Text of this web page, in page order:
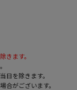
きます。
を除きます。
がございます。